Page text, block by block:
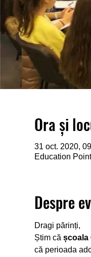
Ora și
31 oct. 2020,
Education
Despre
Dragi părinți,
Știm că școala
că perioada